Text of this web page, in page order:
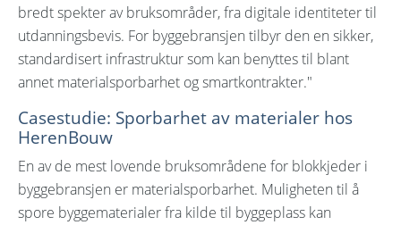
bredt spekter av bruksområder, fra digitale identiteter til
utdanningsbevis. For byggebransjen tilbyr den en sikker,
standardisert infrastruktur som kan benyttes til blant
annet materialsporbarhet og smartkontrakter."
Casestudie: Sporbarhet av materialer hos
HerenBouw
En av de mest lovende bruksområdene for blokkjeder i
byggebransjen er materialsporbarhet. Muligheten til å
spore byggematerialer fra kilde til byggeplass kan